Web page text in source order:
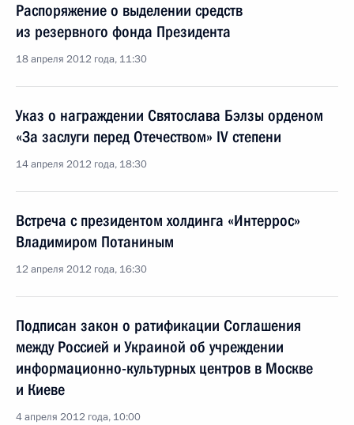
Распоряжение о выделении средств
из резервного фонда Президента
18 апреля 2012 года, 11:30
Указ о награждении Святослава Бэлзы орденом
«За заслуги перед Отечеством» IV степени
14 апреля 2012 года, 18:30
Встреча с президентом холдинга «Интеррос»
Владимиром Потаниным
12 апреля 2012 года, 16:30
Подписан закон о ратификации Соглашения
между Россией и Украиной об учреждении
информационно-культурных центров в Москве
и Киеве
4 апреля 2012 года, 10:00